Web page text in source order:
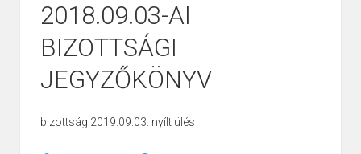
2018.09.03-AI
BIZOTTSÁGI
JEGYZŐKÖNYV
bizottság 2019.09.03. nyílt ülés